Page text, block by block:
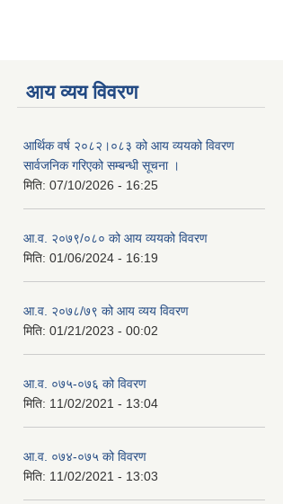
आय व्यय विवरण
आर्थिक वर्ष २०८२।०८३ को आय व्ययको विवरण
सार्वजनिक गरिएको सम्बन्धी सूचना ।
मिति: 07/10/2026 - 16:25
आ.व. २०७९/०८० को आय व्ययको विवरण
मिति: 01/06/2024 - 16:19
आ.व. २०७८/७९ को आय व्यय विवरण
मिति: 01/21/2023 - 00:02
आ.व. ०७५-०७६ को विवरण
मिति: 11/02/2021 - 13:04
आ.व. ०७४-०७५ को विवरण
मिति: 11/02/2021 - 13:03